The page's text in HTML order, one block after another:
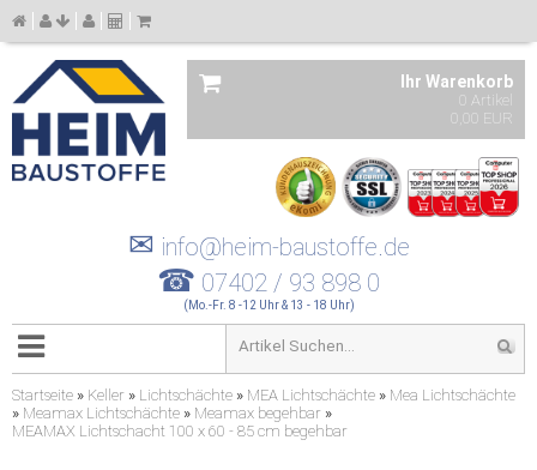
Ihr Warenkorb
0 Artikel
0,00 EUR
✉ info@heim-baustoffe.de
☎ 07402 / 93 898 0
(Mo.-Fr. 8 -12 Uhr & 13 - 18 Uhr)
Startseite » Keller » Lichtschächte » MEA Lichtschächte » Mea Lichtschächte
» Meamax Lichtschächte » Meamax begehbar »
MEAMAX Lichtschacht 100 x 60 - 85 cm begehbar